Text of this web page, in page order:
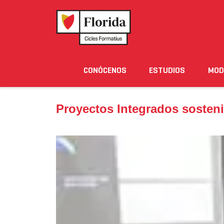
Noticias Eventos Blog Solicita
CONÓCENOS ESTUDIOS
Proyectos Integrados